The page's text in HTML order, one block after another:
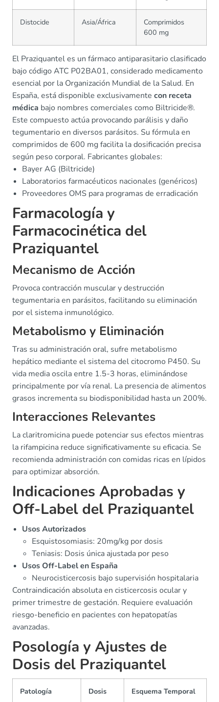
Distocide Asia/África
Comprimidos
600 mg
El Praziquantel es un fármaco antiparasitario clasificado
bajo código ATC P02BA01, considerado medicamento
esencial por la Organización Mundial de la Salud. En
España, está disponible exclusivamente con receta
médica bajo nombres comerciales como Biltricide®.
Este compuesto actúa provocando parálisis y daño
tegumentario en diversos parásitos. Su fórmula en
comprimidos de 600 mg facilita la dosificación precisa
según peso corporal. Fabricantes globales:
Bayer AG (Biltricide)
Laboratorios farmacéuticos nacionales (genéricos)
Proveedores OMS para programas de erradicación
Farmacología y
Farmacocinética del
Praziquantel
Mecanismo de Acción
Provoca contracción muscular y destrucción
tegumentaria en parásitos, facilitando su eliminación
por el sistema inmunológico.
Metabolismo y Eliminación
Tras su administración oral, sufre metabolismo
hepático mediante el sistema del citocromo P450. Su
vida media oscila entre 1.5-3 horas, eliminándose
principalmente por vía renal. La presencia de alimentos
grasos incrementa su biodisponibilidad hasta un 200%.
Interacciones Relevantes
La claritromicina puede potenciar sus efectos mientras
la rifampicina reduce significativamente su eficacia. Se
recomienda administración con comidas ricas en lípidos
para optimizar absorción.
Indicaciones Aprobadas y
Off-Label del Praziquantel
Usos Autorizados
Esquistosomiasis: 20mg/kg por dosis
Teniasis: Dosis única ajustada por peso
Usos Off-Label en España
Neurocisticercosis bajo supervisión hospitalaria
Contraindicación absoluta en cisticercosis ocular y
primer trimestre de gestación. Requiere evaluación
riesgo-beneficio en pacientes con hepatopatías
avanzadas.
Posología y Ajustes de
Dosis del Praziquantel
Patología Dosis Esquema Temporal